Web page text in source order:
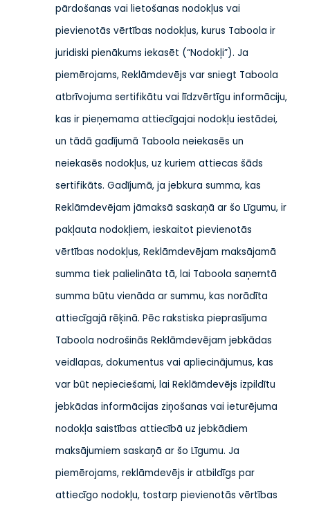
pārdošanas vai lietošanas nodokļus vai
pievienotās vērtības nodokļus, kurus Taboola ir
juridiski pienākums iekasēt (“Nodokļi”). Ja
piemērojams, Reklāmdevējs var sniegt Taboola
atbrīvojuma sertifikātu vai līdzvērtīgu informāciju,
kas ir pieņemama attiecīgajai nodokļu iestādei,
un tādā gadījumā Taboola neiekasēs un
neiekasēs nodokļus, uz kuriem attiecas šāds
sertifikāts. Gadījumā, ja jebkura summa, kas
Reklāmdevējam jāmaksā saskaņā ar šo Līgumu, ir
pakļauta nodokļiem, ieskaitot pievienotās
vērtības nodokļus, Reklāmdevējam maksājamā
summa tiek palielināta tā, lai Taboola saņemtā
summa būtu vienāda ar summu, kas norādīta
attiecīgajā rēķinā. Pēc rakstiska pieprasījuma
Taboola nodrošinās Reklāmdevējam jebkādas
veidlapas, dokumentus vai apliecinājumus, kas
var būt nepieciešami, lai Reklāmdevējs izpildītu
jebkādas informācijas ziņošanas vai ieturējuma
nodokļa saistības attiecībā uz jebkādiem
maksājumiem saskaņā ar šo Līgumu. Ja
piemērojams, reklāmdevējs ir atbildīgs par
attiecīgo nodokļu, tostarp pievienotās vērtības